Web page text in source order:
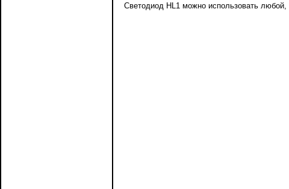
Светодиод HL1 можно использовать любой,